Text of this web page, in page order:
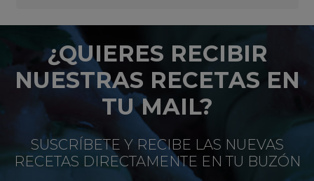
¿QUIERES RECIBIR
NUESTRAS RECETAS EN
TU MAIL?
SUSCRÍBETE Y RECIBE LAS NUEVAS
RECETAS DIRECTAMENTE EN TU BUZÓN